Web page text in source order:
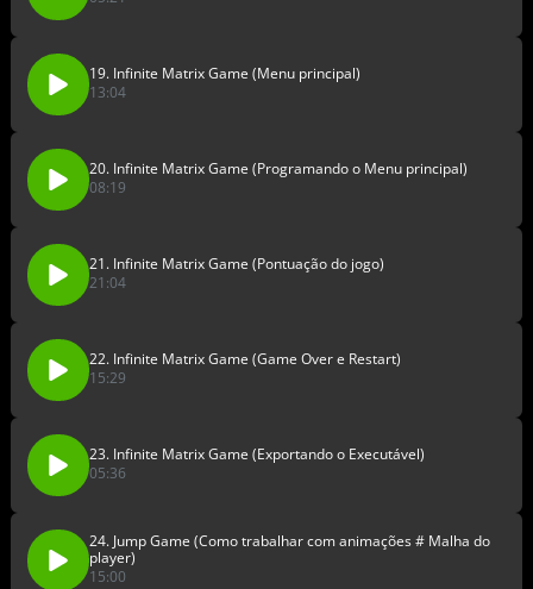
19. Infinite Matrix Game (Menu principal)
13:04
20. Infinite Matrix Game (Programando o Menu principal)
08:19
21. Infinite Matrix Game (Pontuação do jogo)
21:04
22. Infinite Matrix Game (Game Over e Restart)
15:29
23. Infinite Matrix Game (Exportando o Executável)
05:36
24. Jump Game (Como trabalhar com animações # Malha do
player)
15:00